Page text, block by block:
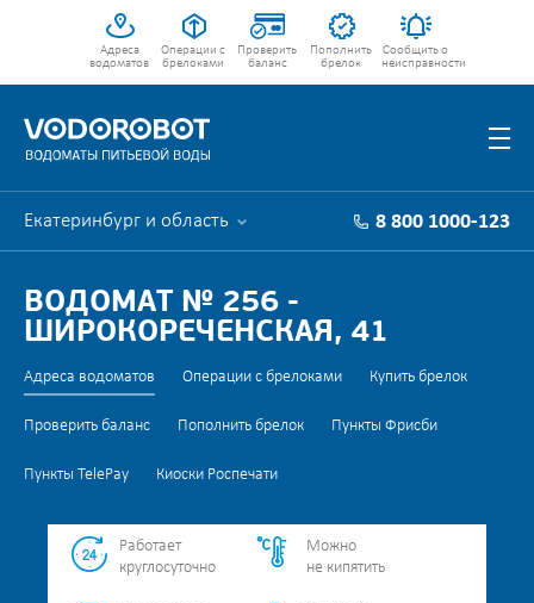
Адреса
водоматов
Операции с
брелоками
Проверить
баланс
Пополнить
брелок
Сообщить о
неисправности
Екатеринбург и область 8 800 1000-123
ВОДОМАТ № 256 -
ШИРОКОРЕЧЕНСКАЯ, 41
Адреса водоматов Операции с брелоками Купить брелок
Проверить баланс Пополнить брелок Пункты Фрисби
Пункты TelePay Киоски Роспечати
Работает
круглосуточно
Можно
не кипятить